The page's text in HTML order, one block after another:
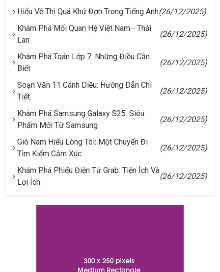
Hiểu Về Thì Quá Khứ Đơn Trong Tiếng Anh(26/12/2025)
Khám Phá Mối Quan Hệ Việt Nam - Thái
Lan
(26/12/2025)
Khám Phá Toán Lớp 7: Những Điều Cần
Biết
(26/12/2025)
Soạn Văn 11 Cánh Diều: Hướng Dẫn Chi
Tiết
(26/12/2025)
Khám Phá Samsung Galaxy S25: Siêu
Phẩm Mới Từ Samsung
(26/12/2025)
Gió Nam Hiểu Lòng Tôi: Một Chuyến Đi
Tìm Kiếm Cảm Xúc
(26/12/2025)
Khám Phá Phiếu Điện Tử Grab: Tiện Ích Và
Lợi Ích
(26/12/2025)